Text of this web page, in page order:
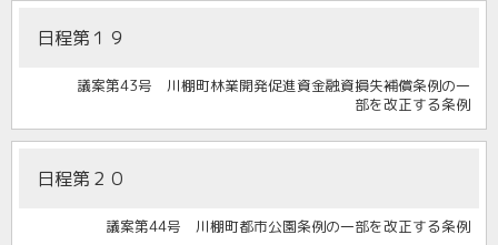
日程第１９
議案第43号 川棚町林業開発促進資金融資損失補償条例の一
部を改正する条例
日程第２０
議案第44号 川棚町都市公園条例の一部を改正する条例